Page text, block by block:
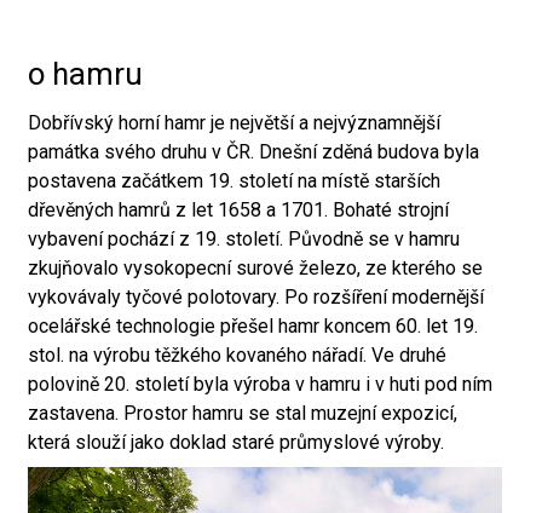
o hamru
Dobřívský horní hamr je největší a nejvýznamnější
památka svého druhu v ČR. Dnešní zděná budova byla
postavena začátkem 19. století na místě starších
dřevěných hamrů z let 1658 a 1701. Bohaté strojní
vybavení pochází z 19. století. Původně se v hamru
zkujňovalo vysokopecní surové železo, ze kterého se
vykovávaly tyčové polotovary. Po rozšíření modernější
ocelářské technologie přešel hamr koncem 60. let 19.
stol. na výrobu těžkého kovaného nářadí. Ve druhé
polovině 20. století byla výroba v hamru i v huti pod ním
zastavena. Prostor hamru se stal muzejní expozicí,
která slouží jako doklad staré průmyslové výroby.